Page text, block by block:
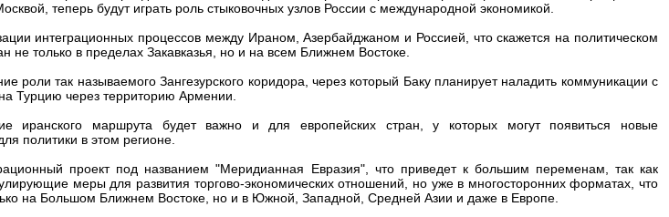
теперь будут играть роль стыковочных узлов России с международной экономикой.
интеграционных процессов между Ираном, Азербайджаном и Россией, что скажется на политическом
не только в пределах Закавказья, но и на всем Ближнем Востоке.
роли так называемого Зангезурского коридора, через который Баку планирует наладить коммуникации с
Турцию через территорию Армении.
иранского маршрута будет важно и для европейских стран, у которых могут появиться новые
политики в этом регионе.
проект под названием "Меридианная Евразия", что приведет к большим переменам, так как
меры для развития торгово-экономических отношений, но уже в многосторонних форматах, что
на Большом Ближнем Востоке, но и в Южной, Западной, Средней Азии и даже в Европе.